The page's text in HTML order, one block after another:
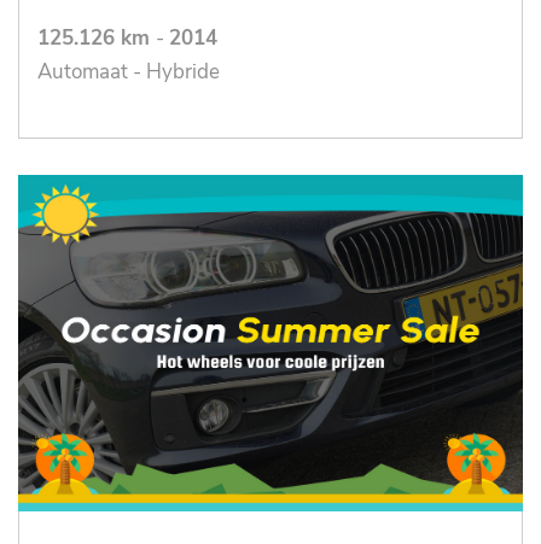
125.126 km - 2014
Automaat - Hybride